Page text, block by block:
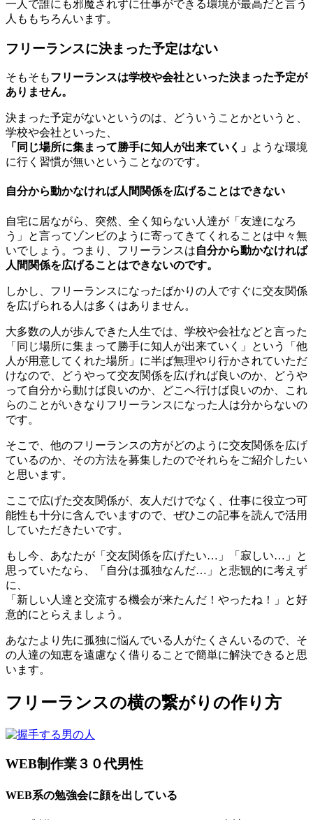
一人で誰にも邪魔されずに仕事ができる環境が最高だと言う
人ももちろんいます。
フリーランスに決まった予定はない
そもそもフリーランスは学校や会社といった決まった予定が
ありません。
決まった予定がないというのは、どういうことかというと、
学校や会社といった、
「同じ場所に集まって勝手に知人が出来ていく」 ような環境
に行く習慣が無いということなのです。
自分から動かなければ人間関係を広げることはできない
自宅に居ながら、突然、全く知らない人達が「友達になろ
う」と言ってゾンビのように寄ってきてくれることは中々無
いでしょう。つまり、フリーランスは自分から動かなければ
人間関係を広げることはできないのです。
しかし、フリーランスになったばかりの人ですぐに交友関係
を広げられる人は多くはありません。
大多数の人が歩んできた人生では、学校や会社などと言った
「同じ場所に集まって勝手に知人が出来ていく」という「他
人が用意してくれた場所」に半ば無理やり行かされていただ
けなので、どうやって交友関係を広げれば良いのか、どうや
って自分から動けば良いのか、どこへ行けば良いのか、これ
らのことがいきなりフリーランスになった人は分からないの
です。
そこで、他のフリーランスの方がどのように交友関係を広げ
ているのか、その方法を募集したのでそれらをご紹介したい
と思います。
ここで広げた交友関係が、友人だけでなく、仕事に役立つ可
能性も十分に含んでいますので、ぜひこの記事を読んで活用
していただきたいです。
もし今、あなたが「交友関係を広げたい…」「寂しい…」と
思っていたなら、「自分は孤独なんだ…」と悲観的に考えず
に、
「新しい人達と交流する機会が来たんだ！やったね！」と好
意的にとらえましょう。
あなたより先に孤独に悩んでいる人がたくさんいるので、そ
の人達の知恵を遠慮なく借りることで簡単に解決できると思
います。
フリーランスの横の繋がりの作り方
WEB制作業３０代男性
WEB系の勉強会に顔を出している